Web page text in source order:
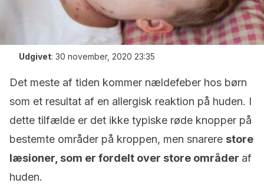
Udgivet: 30 november, 2020 23:35
Det meste af tiden kommer nældefeber hos børn
som et resultat af en allergisk reaktion på huden. I
dette tilfælde er det ikke typiske røde knopper på
bestemte områder på kroppen, men snarere store
læsioner, som er fordelt over store områder af
huden.